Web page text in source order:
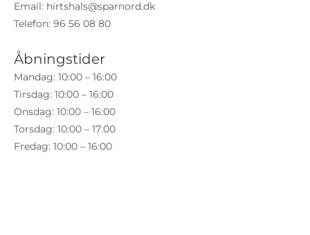
Email: hirtshals@sparnord.dk
Telefon: 96 56 08 80
Åbningstider
Mandag: 10:00 – 16:00
Tirsdag: 10:00 – 16:00
Onsdag: 10:00 – 16:00
Torsdag: 10:00 – 17:00
Fredag: 10:00 – 16:00